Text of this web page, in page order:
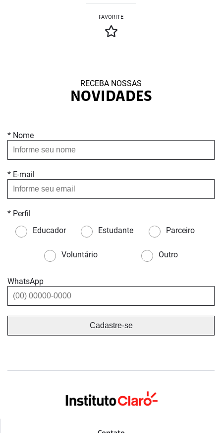
FAVORITE
RECEBA NOSSAS
NOVIDADES
* Nome
* E-mail
* Perfil
Educador
Estudante Parceiro
Voluntário Outro
WhatsApp